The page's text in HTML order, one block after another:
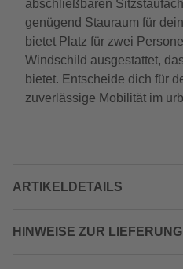
abschließbaren
genügend Stauraum für
bietet Platz für zwei
Windschild ausgestattet,
bietet. Entscheide dich für
zuverlässige Mobilität im
ARTIKELDETAILS
HINWEISE ZUR LIEFERUNG